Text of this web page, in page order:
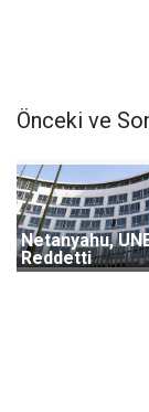
Önceki ve
Netanyahu,
Reddetti